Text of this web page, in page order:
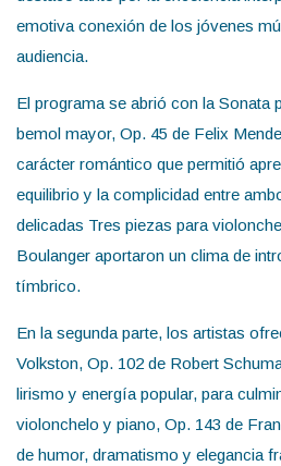
emotiva conexión de los jóvenes
audiencia.
El programa se abrió con la Sonata
bemol mayor, Op. 45 de Felix
carácter romántico que permitió
equilibrio y la complicidad entre
delicadas Tres piezas para
Boulanger aportaron un clima de
tímbrico.
En la segunda parte, los artistas
Volkston, Op. 102 de Robert
lirismo y energía popular, para
violonchelo y piano, Op. 143 de
de humor, dramatismo y elegancia